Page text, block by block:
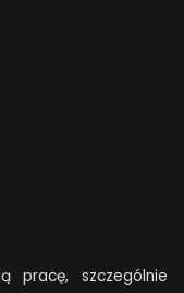
pracę, szczególnie